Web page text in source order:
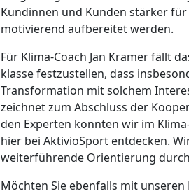
Kundinnen und Kunden stärker
motivierend aufbereitet werden.
Für Klima-Coach Jan Kramer fällt
klasse festzustellen, dass
Transformation mit solchem
zeichnet zum Abschluss der
den Experten konnten wir im
hier bei AktivioSport entdecken.
weiterführende Orientierung
Möchten Sie ebenfalls mit